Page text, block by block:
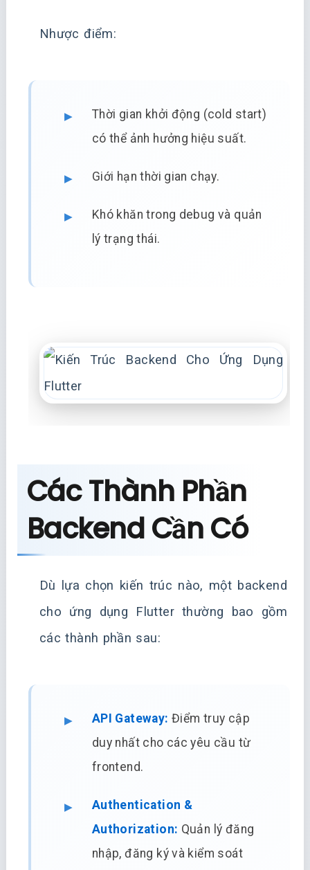
Nhược điểm:
Thời gian khởi động (cold start)
có thể ảnh hưởng hiệu suất.
Giới hạn thời gian chạy.
Khó khăn trong debug và quản
lý trạng thái.
Các Thành Phần
Backend Cần Có
Dù lựa chọn kiến trúc nào, một backend
cho ứng dụng Flutter thường bao gồm
các thành phần sau:
API Gateway: Điểm truy cập
duy nhất cho các yêu cầu từ
frontend.
Authentication &
Authorization: Quản lý đăng
nhập, đăng ký và kiểm soát